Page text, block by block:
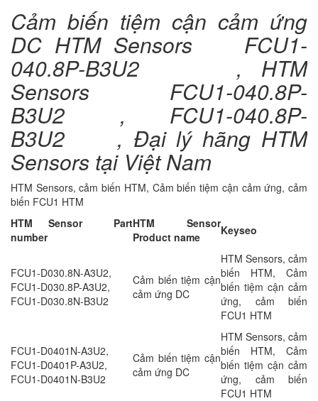
Cảm biến tiệm cận cảm ứng
DC HTM Sensors FCU1-
040.8P-B3U2 , HTM
Sensors FCU1-040.8P-
B3U2 , FCU1-040.8P-
B3U2 , Đại lý hãng HTM
Sensors tại Việt Nam
HTM Sensors, cảm biến HTM, Cảm biến tiệm cận cảm ứng, cảm
biến FCU1 HTM
HTM Sensor Part
number
HTM Sensor
Product name
Keyseo
FCU1-D030.8N-A3U2,
FCU1-D030.8P-A3U2,
FCU1-D030.8N-B3U2
Cảm biến tiệm cận
cảm ứng DC
HTM Sensors, cảm
biến HTM, Cảm
biến tiệm cận cảm
ứng, cảm biến
FCU1 HTM
FCU1-D0401N-A3U2,
FCU1-D0401P-A3U2,
FCU1-D0401N-B3U2
Cảm biến tiệm cận
cảm ứng DC
HTM Sensors, cảm
biến HTM, Cảm
biến tiệm cận cảm
ứng, cảm biến
FCU1 HTM